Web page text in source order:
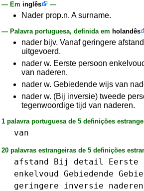
— Em inglês —
Nader prop.n. A surname.
— Palavra portuguesa, definida em holandês
nader bijv. Vanaf geringere
uitgevoerd.
nader w. Eerste persoon
van naderen.
nader w. Gebiedende wijs van
nader w. (Bij inversie) tweede
tegenwoordige tijd van naderen.
1 palavra portuguesa de 5 definições
van
20 palavras estrangeiras de 5 definições
afstand Bij detail Eerste
enkelvoud Gebiedende
geringere
inversie naderen